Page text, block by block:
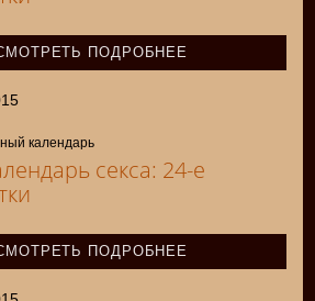
ПОДРОБНЕЕ
календарь
секса: 24-е
ПОДРОБНЕЕ